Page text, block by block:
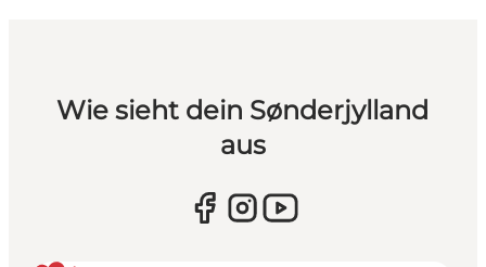
Wie sieht dein Sønderjylland
aus